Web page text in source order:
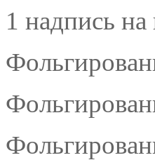
1 надпись